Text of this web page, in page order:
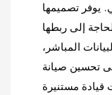
يوفر تصميمها
إلى ربطها
المباشر،
تحسين صيانة